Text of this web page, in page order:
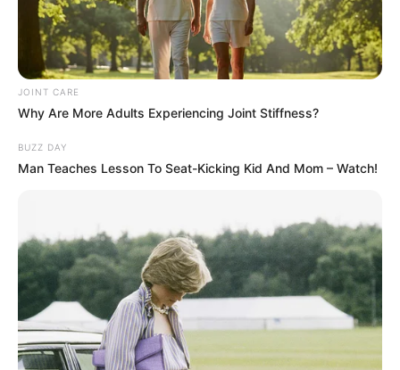
JOINT CARE
Why Are More Adults Experiencing Joint Stiffness?
BUZZ DAY
Man Teaches Lesson To Seat-Kicking Kid And Mom – Watch!